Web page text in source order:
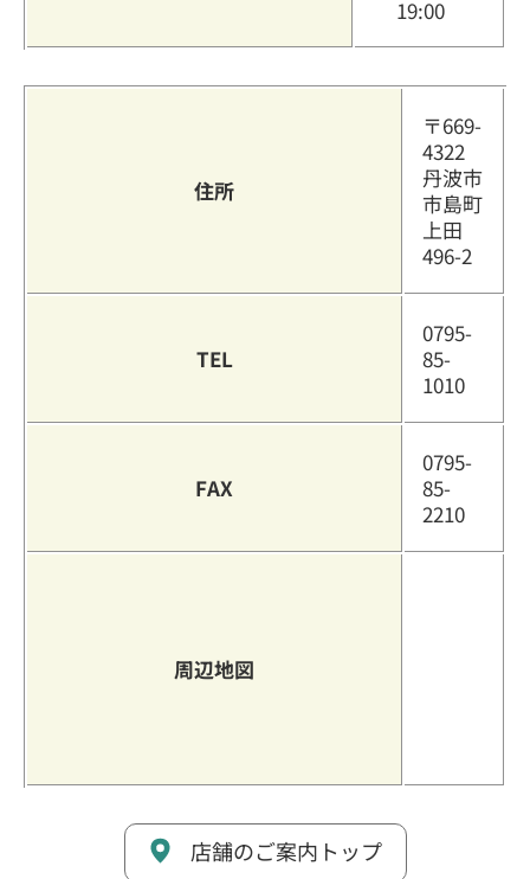
19:00
住所
〒669-
4322
丹波市
市島町
上田
496-2
TEL
0795-
85-
1010
FAX
0795-
85-
2210
周辺地図
店舗のご案内トップ